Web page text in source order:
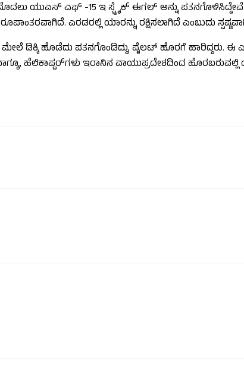
ಯುಎಸ್ ಎಫ್ -15 ಇ ಸ್ಟ್ರೈಕ್ ಈಗಲ್ ಅನ್ನು
ಎರಡರಲ್ಲಿ ಯಾರನ್ನು ರಕ್ಷಿಸಲಾಗಿದೆ ಎಂಬುದು
ಡಿಕ್ಕಿ ಹೊಡೆದು ಪತನಗೊಂಡಿದ್ದು, ಪೈಲಟ್ ಹೊರಗೆ
ಹೆಲಿಕಾಪ್ಟರ್‌ಗಳು ಇರಾನಿನ ವಾಯುಪ್ರದೇಶದಿಂದ